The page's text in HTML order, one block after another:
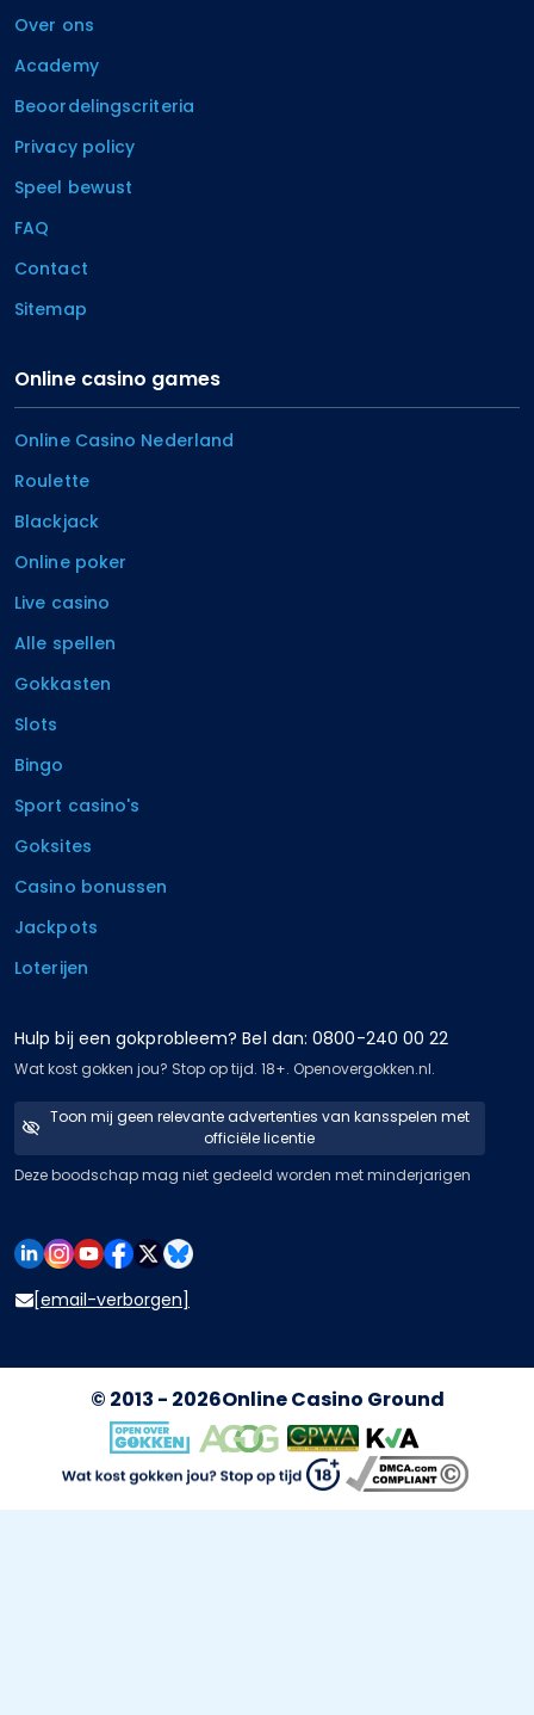
Over ons
Academy
Beoordelingscriteria
Privacy policy
Speel bewust
FAQ
Contact
Sitemap
Online casino games
Online Casino Nederland
Roulette
Blackjack
Online poker
Live casino
Alle spellen
Gokkasten
Slots
Bingo
Sport casino's
Goksites
Casino bonussen
Jackpots
Loterijen
Hulp bij een gokprobleem? Bel dan: 0800-240 00 22
Wat kost gokken jou? Stop op tijd. 18+. Openovergokken.nl.
Toon mij geen relevante advertenties van kansspelen met
officiële licentie
Deze boodschap mag niet gedeeld worden met minderjarigen
[email-verborgen]
© 2013 - 2026Online Casino Ground